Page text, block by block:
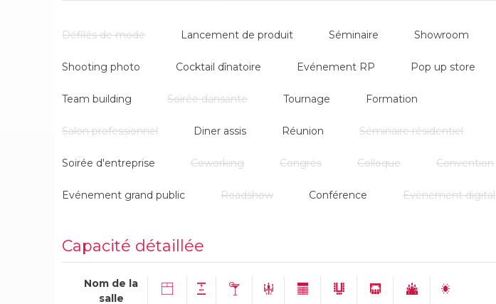
Défilés de mode Lancement de produit Séminaire Showroom
Shooting photo Cocktail dînatoire Evénement RP Pop up store
Team building Soirée dansante Tournage Formation
Salon professionnel Diner assis Réunion Séminaire résidentiel
Soirée d'entreprise Coworking Congrés Colloque Convention
Evénement grand public Roadshow Conférence Evènement digital
Capacité détaillée
Nom de la
salle